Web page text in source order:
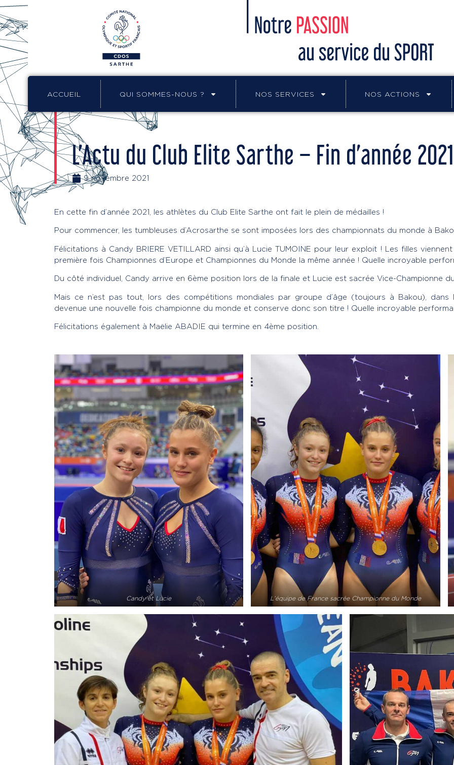
ACCUEIL QUI SOMMES-NOUS ? NOS SERVICES NOS ACTIONS
L’Actu du Club Elite Sarthe – Fin d’année 2021
9 novembre 2021
En cette fin d’année 2021, les athlètes du Club Elite Sarthe ont fait le plein de médailles !
Pour commencer, les tumbleuses d’Acrosarthe se sont imposées lors des championnats du monde à
Félicitations à Candy BRIERE VETILLARD ainsi qu’à Lucie TUMOINE pour leur exploit ! Les filles
première fois Championnes d’Europe et Championnes du Monde la même année ! Quelle incroyable
Du côté individuel, Candy arrive en 6ème position lors de la finale et Lucie est sacrée Vice-Championne
Mais ce n’est pas tout, lors des compétitions mondiales par groupe d’âge (toujours à Bakou), dans
devenue une nouvelle fois championne du monde et conserve donc son titre ! Quelle incroyable
Félicitations également à Maëlie ABADIE qui termine en 4ème position.
Candy et Lucie L’équipe de France sacrée Championne du Monde